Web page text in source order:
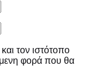
τον ιστότοπο
φορά που θα